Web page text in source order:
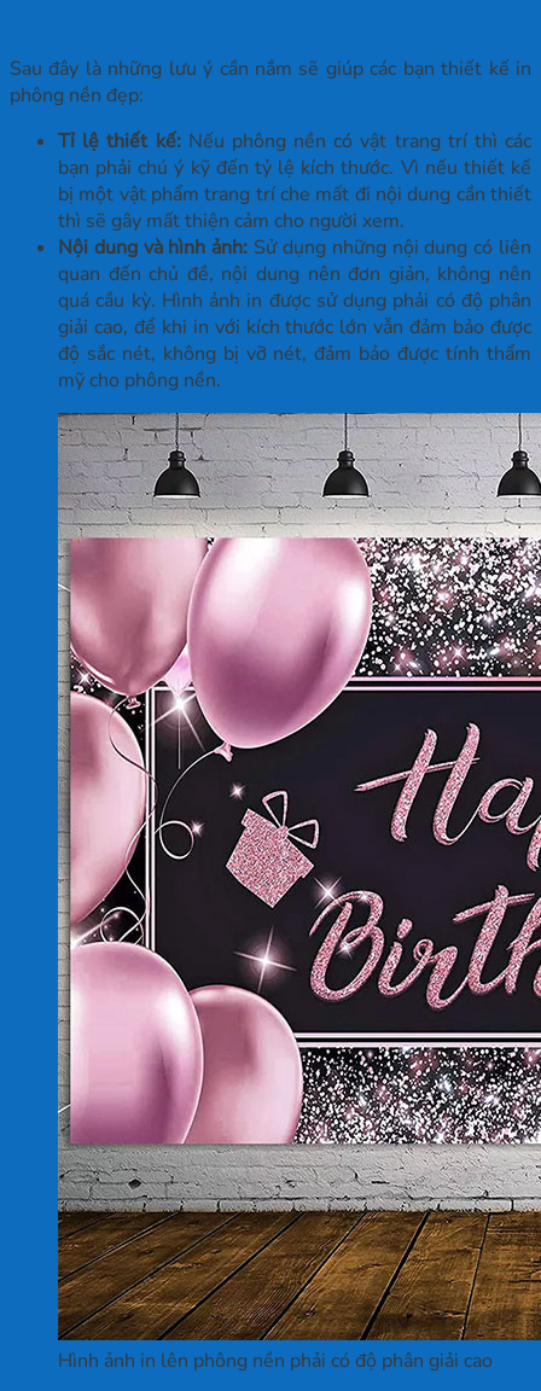
Sau đây là những lưu ý cần nắm sẽ giúp các bạn thiết kế in
phông nền đẹp:
Tỉ lệ thiết kế:Nếu phông nền có vật trang trí thì các
bạn phải chú ý kỹ đến tỷ lệ kích thước. Vì nếu thiết kế
bị một vật phẩm trang trí che mất đi nội dung cần thiết
thì sẽ gây mất thiện cảm cho người xem.
Nội dung và hình ảnh: Sử dụng những nội dung có liên
quan đến chủ đề, nội dung nên đơn giản, không nên
quá cầu kỳ. Hình ảnh in được sử dụng phải có độ phân
giải cao, để khi in với kích thước lớn vẫn đảm bảo được
độ sắc nét, không bị vỡ nét, đảm bảo được tính thẩm
mỹ cho phông nền.
Hình ảnh in lên phông nền phải có độ phân giải cao